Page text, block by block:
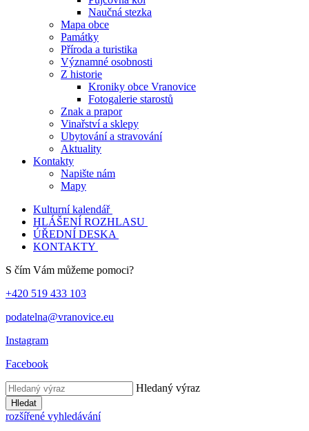
Naučná stezka
Mapa obce
Památky
Příroda a turistika
Významné osobnosti
Z historie
Kroniky obce Vranovice
Fotogalerie starostů
Znak a prapor
Vinařství a sklepy
Ubytování a stravování
Aktuality
Kontakty
Napište nám
Mapy
Kulturní kalendář
HLÁŠENÍ ROZHLASU
ÚŘEDNÍ DESKA
KONTAKTY
S čím Vám můžeme pomoci?
+420 519 433 103
podatelna@vranovice.eu
Instagram
Facebook
Hledaný výraz
Hledat
rozšířené vyhledávání